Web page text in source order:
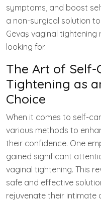
symptoms, and boost
a non-surgical solution
Gevaş vaginal
looking for.
The Art of Self-
Tightening as
Choice
When it comes to self-
various methods to
their confidence. One
gained significant
vaginal tightening. This
safe and effective
rejuvenate their intimate